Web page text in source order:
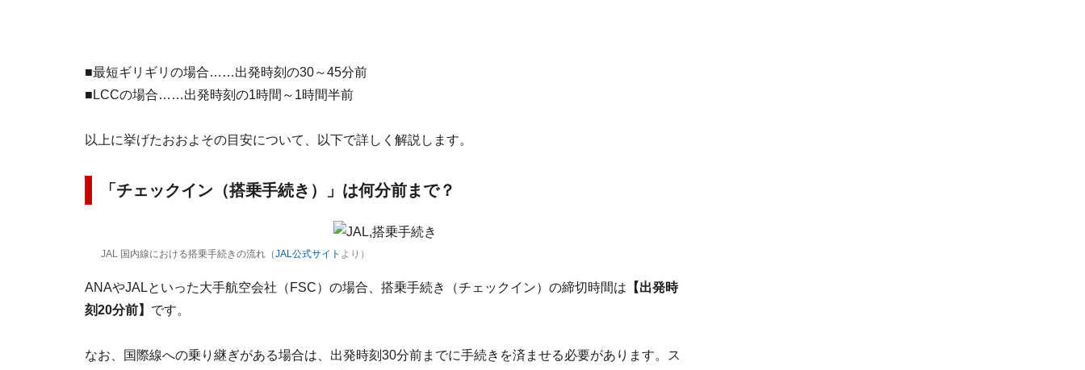
■最短ギリギリの場合……出発時刻の30～45分前
■LCCの場合……出発時刻の1時間～1時間半前
以上に挙げたおおよその目安について、以下で詳しく解説します。
「チェックイン（搭乗手続き）」は何分前まで？
JAL 国内線における搭乗手続きの流れ（JAL公式サイト より）
ANAやJALといった大手航空会社（FSC）の場合、搭乗手続き（チェックイン）の締切時間は 【出発時
刻20分前】 です。
なお、国際線への乗り継ぎがある場合は、出発時刻30分前までに手続きを済ませる必要があります。ス